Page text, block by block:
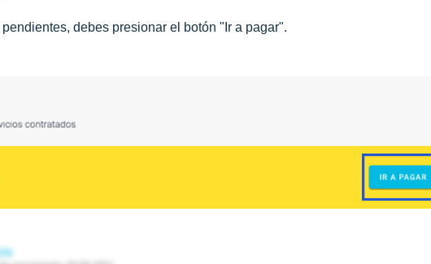
debes presionar el botón "Ir a pagar".